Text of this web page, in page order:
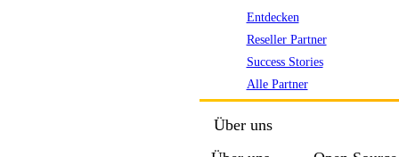
Entdecken
Reseller Partner
Success Stories
Alle Partner
Über uns